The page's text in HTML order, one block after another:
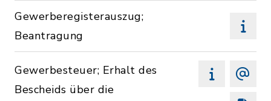
Gewerberegisterauszug;
Beantragung
Gewerbesteuer; Erhalt des
Bescheids über die